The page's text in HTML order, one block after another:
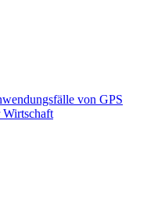
von GPS
Wirtschaft